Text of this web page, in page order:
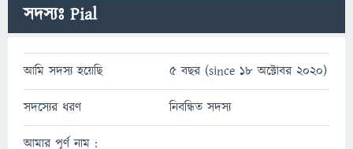
সদস্যঃ Pial
আমি সদস্য হয়েছি 5 বছর (since 18 অক্টোবর 2020)
সদস্যের ধরণ নিবন্ধিত সদস্য
আমার পূর্ণ নাম :